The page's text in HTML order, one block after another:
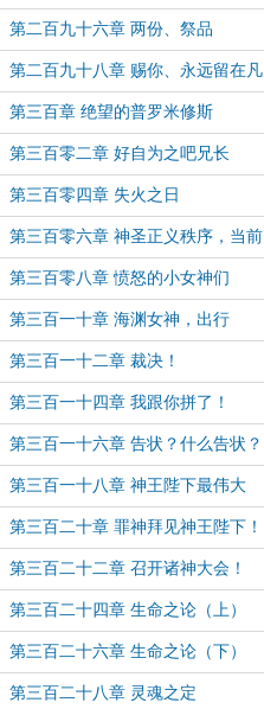
赐
第二百九十六章 两份、祭品
第二百九十八章 赐你、永远留在凡
间吧（月初求月票~~~）
第三百章 绝望的普罗米修斯
第三百零二章 好自为之吧兄长
第三百零四章 失火之日
第三百零六章 神圣正义秩序，当前
的“漏洞”
第三百零八章 愤怒的小女神们
第三百一十章 海渊女神，出行
第三百一十二章 裁决！
第三百一十四章 我跟你拼了！
第三百一十六章 告状？什么告状？
请罪！
第三百一十八章 神王陛下最伟大
啦！
第三百二十章 罪神拜见神王陛下！
第三百二十二章 召开诸神大会！
第三百二十四章 生命之论（上）
第三百二十六章 生命之论（下）
第三百二十八章 灵魂之定